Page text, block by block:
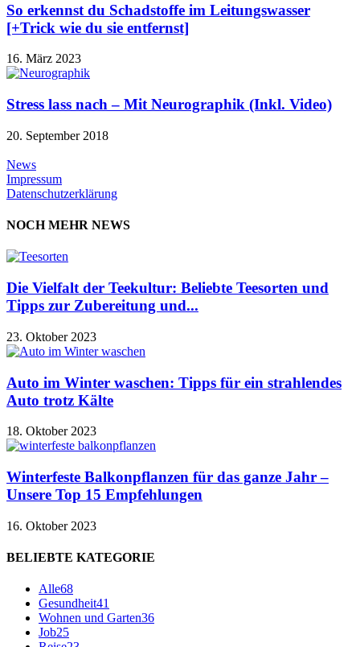
So erkennst du Schadstoffe im Leitungswasser
[+Trick wie du sie entfernst]
16. März 2023
Stress lass nach – Mit Neurographik (Inkl. Video)
20. September 2018
News
Impressum
Datenschutzerklärung
NOCH MEHR NEWS
Die Vielfalt der Teekultur: Beliebte Teesorten und
Tipps zur Zubereitung und...
23. Oktober 2023
Auto im Winter waschen: Tipps für ein strahlendes
Auto trotz Kälte
18. Oktober 2023
Winterfeste Balkonpflanzen für das ganze Jahr –
Unsere Top 15 Empfehlungen
16. Oktober 2023
BELIEBTE KATEGORIE
Alle68
Gesundheit41
Wohnen und Garten36
Job25